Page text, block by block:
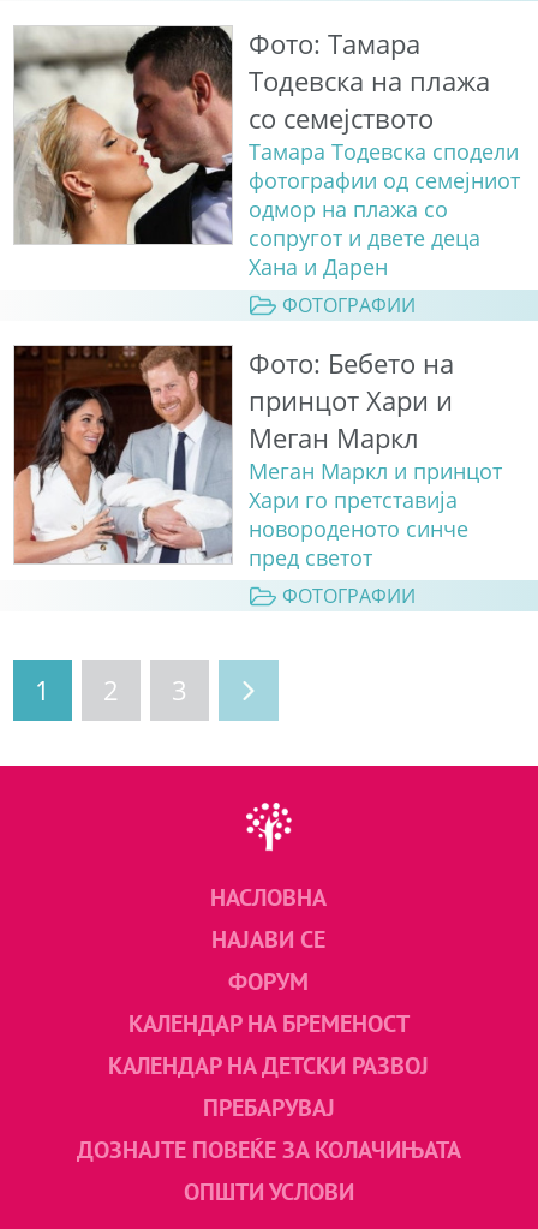
Фото: Тамара
Тодевска на плажа
со семејството
Тамара Тодевска сподели
фотографии од семејниот
одмор на плажа со
сопругот и двете деца
Хана и Дарен
ФОТОГРАФИИ
Фото: Бебето на
принцот Хари и
Меган Маркл
Меган Маркл и принцот
Хари го претставија
новороденото синче
пред светот
ФОТОГРАФИИ
1 2 3
НАСЛОВНА
НАЈАВИ СЕ
ФОРУМ
КАЛЕНДАР НА БРЕМЕНОСТ
КАЛЕНДАР НА ДЕТСКИ РАЗВОЈ
ПРЕБАРУВАЈ
ДОЗНАЈТЕ ПОВЕЌЕ ЗА КОЛАЧИЊАТА
ОПШТИ УСЛОВИ